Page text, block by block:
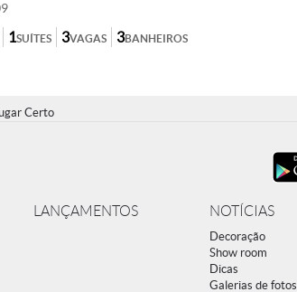
SUÍTES
1 VAGAS
3 BANHEIROS
3
Certo
LANÇAMENTOS NOTÍCIAS
Decoração
Show room
Dicas
Galerias de fotos